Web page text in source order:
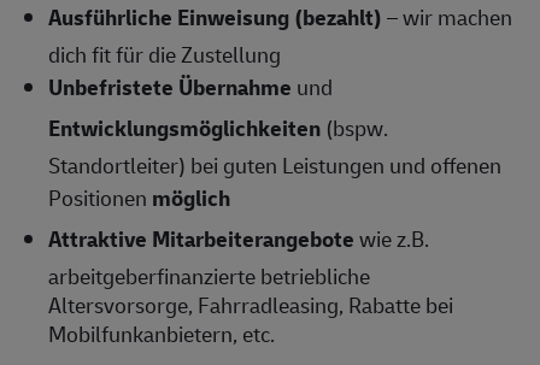
Ausführliche Einweisung (bezahlt)– wir machen
dich fit für die Zustellung
Unbefristete Übernahme und
Entwicklungsmöglichkeiten (bspw.
Standortleiter) bei guten Leistungen und offenen
Positionen möglich
Attraktive Mitarbeiterangebotewie z.B.
arbeitgeberfinanzierte betriebliche
Altersvorsorge, Fahrradleasing, Rabatte bei
Mobilfunkanbietern, etc.